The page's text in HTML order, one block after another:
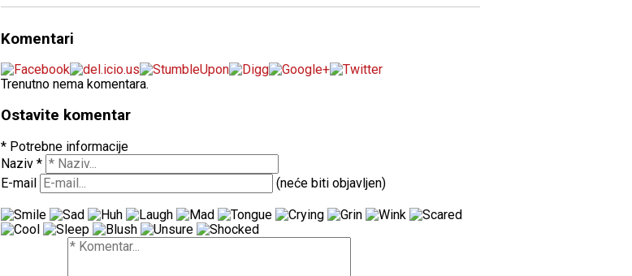
Komentari
Trenutno nema komentara.
Ostavite komentar
* Potrebne informacije
Naziv *
E-mail
(neće biti objavljen)